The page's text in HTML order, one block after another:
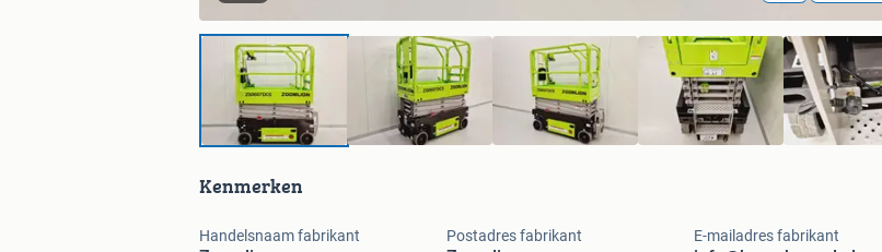
Kenmerken
Handelsnaam fabrikant Postadres fabrikant E-mailadres fabrikant